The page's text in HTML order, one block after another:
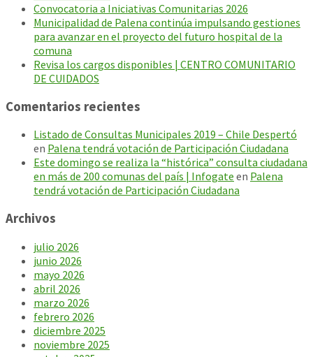
Convocatoria a Iniciativas Comunitarias 2026
Municipalidad de Palena continúa impulsando gestiones
para avanzar en el proyecto del futuro hospital de la
comuna
Revisa los cargos disponibles | CENTRO COMUNITARIO
DE CUIDADOS
Comentarios recientes
Listado de Consultas Municipales 2019 – Chile Despertó
en Palena tendrá votación de Participación Ciudadana
Este domingo se realiza la “histórica” consulta ciudadana
en más de 200 comunas del país | Infogate en Palena
tendrá votación de Participación Ciudadana
Archivos
julio 2026
junio 2026
mayo 2026
abril 2026
marzo 2026
febrero 2026
diciembre 2025
noviembre 2025